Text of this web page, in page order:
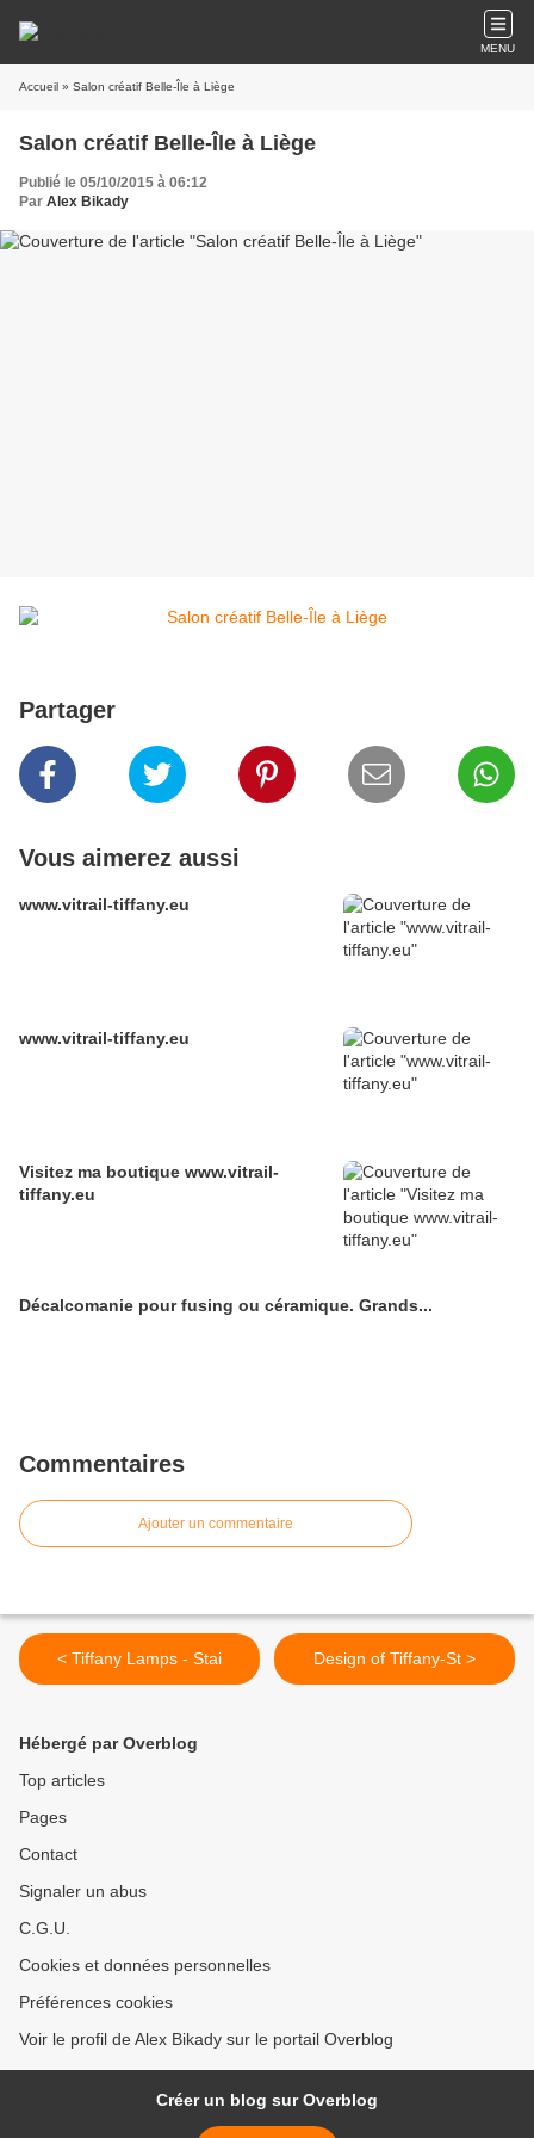
MENU
Accueil » Salon créatif Belle-Île à Liège
Salon créatif Belle-Île à Liège
Publié le 05/10/2015 à 06:12
Par Alex Bikady
Partager
Vous aimerez aussi
www.vitrail-tiffany.eu
www.vitrail-tiffany.eu
Visitez ma boutique www.vitrail-
tiffany.eu
Décalcomanie pour fusing ou céramique. Grands...
Commentaires
Ajouter un commentaire
< Tiffany Lamps - Stai Design of Tiffany-St >
Hébergé par Overblog
Top articles
Pages
Contact
Signaler un abus
C.G.U.
Cookies et données personnelles
Préférences cookies
Voir le profil de Alex Bikady sur le portail Overblog
Créer un blog sur Overblog